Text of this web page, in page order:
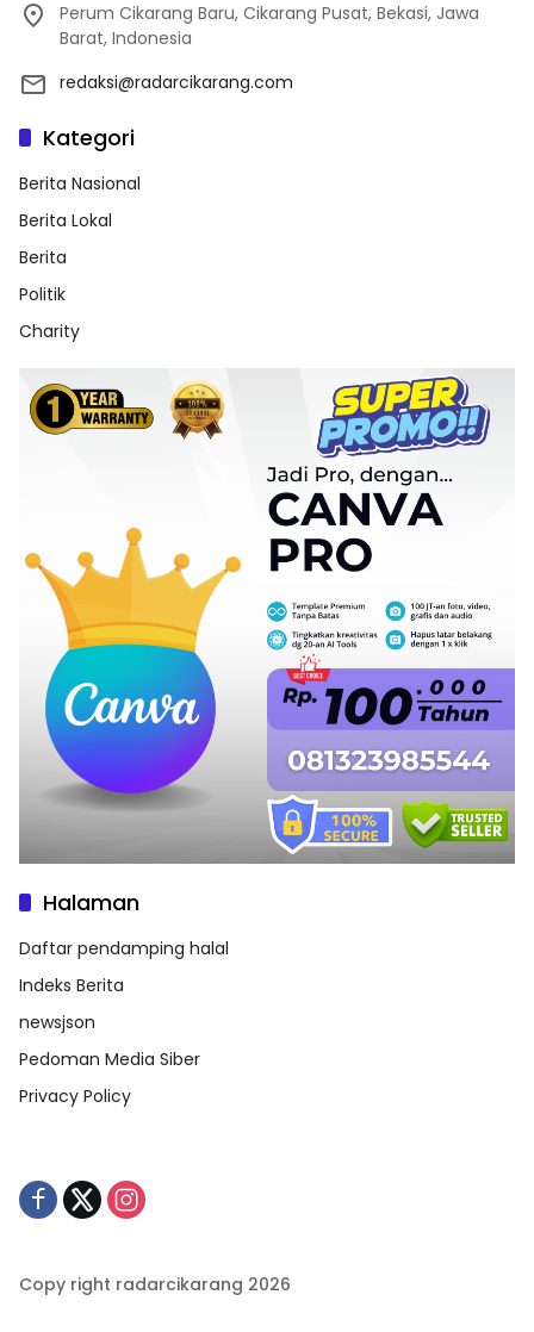
Perum Cikarang Baru, Cikarang Pusat, Bekasi, Jawa
Barat, Indonesia
redaksi@radarcikarang.com
Kategori
Berita Nasional
Berita Lokal
Berita
Politik
Charity
Halaman
Daftar pendamping halal
Indeks Berita
newsjson
Pedoman Media Siber
Privacy Policy
Copy right radarcikarang 2026